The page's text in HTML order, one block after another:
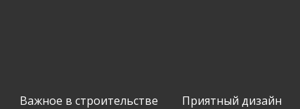
Важное в строительстве Приятный дизайн